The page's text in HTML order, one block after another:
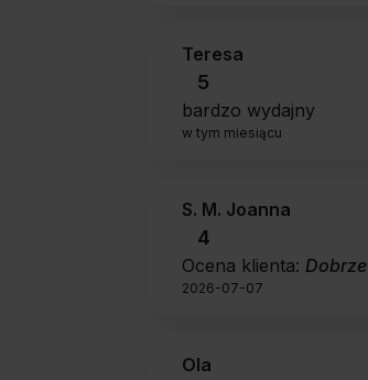
Teresa
5
bardzo wydajny
w tym miesiącu
S. M. Joanna
4
Ocena klienta: Dobrze
2026-07-07
Ola